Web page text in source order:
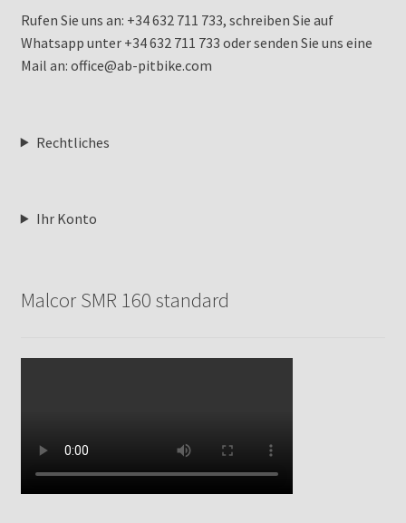
Rufen Sie uns an: +34 632 711 733, schreiben Sie auf
Whatsapp unter +34 632 711 733 oder senden Sie uns eine
Mail an: office@ab-pitbike.com
Rechtliches
Ihr Konto
Malcor SMR 160 standard